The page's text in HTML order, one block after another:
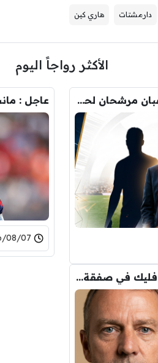
دارمشتات هاري كين
الأكثر رواجاً اليوم
بعد ضياع صفقة رودري.. لاعبان مرشحان لحل أزمة ريال مدريد
07 - 15:28
السبب الحقيقي وراء تدخل فليك في صفقة رودري